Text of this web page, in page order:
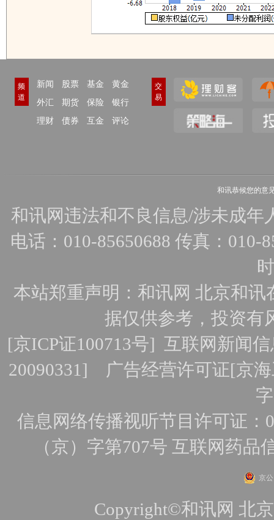
频
道
新闻 股票 基金
黄金
外汇
期货 保险
银行
理财
债券 互金 评论
交
易
和讯恭候您的意
和讯网违法和不良信息/涉未成年
电话：010-85650688 传真：010-
本站郑重声明：和讯网 北京和
据仅供参考，投资有
[京ICP证100713号]互联网新闻
20090331] 广告经营许可证[京
信息网络传播视听节目许可证：
（京）字第707号 互联网药品
京
Copyright©和讯网 北